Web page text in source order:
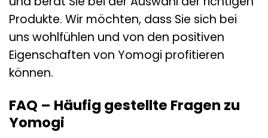
Produkte. Wir möchten, dass Sie sich bei
uns wohlfühlen und von den positiven
Eigenschaften von Yomogi profitieren
können.
FAQ – Häufig gestellte Fragen zu
Yomogi